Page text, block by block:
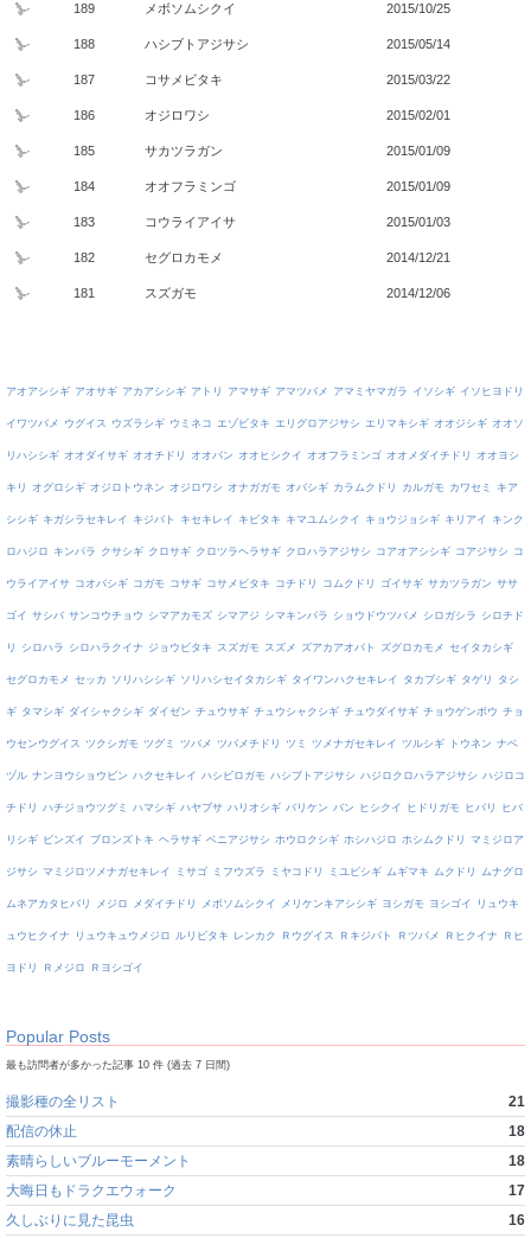
189 メボソムシクイ 2015/10/25
188 ハシブトアジサシ 2015/05/14
187 コサメビタキ 2015/03/22
186 オジロワシ 2015/02/01
185 サカツラガン 2015/01/09
184 オオフラミンゴ 2015/01/09
183 コウライアイサ 2015/01/03
182 セグロカモメ 2014/12/21
181 スズガモ 2014/12/06
アオアシシギ アオサギ アカアシシギ アトリ アマサギ アマツバメ アマミヤマガラ イソシギ イソヒヨドリ
イワツバメ ウグイス ウズラシギ ウミネコ エゾビタキ エリグロアジサシ エリマキシギ オオジシギ オオソ
リハシシギ オオダイサギ オオチドリ オオバン オオヒシクイ オオフラミンゴ オオメダイチドリ オオヨシ
キリ オグロシギ オジロトウネン オジロワシ オナガガモ オバシギ カラムクドリ カルガモ カワセミ キア
シシギ キガシラセキレイ キジバト キセキレイ キビタキ キマユムシクイ キョウジョシギ キリアイ キンク
ロハジロ キンパラ クサシギ クロサギ クロツラヘラサギ クロハラアジサシ コアオアシシギ コアジサシ コ
ウライアイサ コオバシギ コガモ コサギ コサメビタキ コチドリ コムクドリ ゴイサギ サカツラガン ササ
ゴイ サシバ サンコウチョウ シマアカモズ シマアジ シマキンパラ ショウドウツバメ シロガシラ シロチド
リ シロハラ シロハラクイナ ジョウビタキ スズガモ スズメ ズアカアオバト ズグロカモメ セイタカシギ
セグロカモメ セッカ ソリハシシギ ソリハシセイタカシギ タイワンハクセキレイ タカブシギ タゲリ タシ
ギ タマシギ ダイシャクシギ ダイゼン チュウサギ チュウシャクシギ チュウダイサギ チョウゲンボウ チョ
ウセンウグイス ツクシガモ ツグミ ツバメ ツバメチドリ ツミ ツメナガセキレイ ツルシギ トウネン ナベ
ヅル ナンヨウショウビン ハクセキレイ ハシビロガモ ハシブトアジサシ ハジロクロハラアジサシ ハジロコ
チドリ ハチジョウツグミ ハマシギ ハヤブサ ハリオシギ バリケン バン ヒシクイ ヒドリガモ ヒバリ ヒバ
リシギ ビンズイ ブロンズトキ ヘラサギ ベニアジサシ ホウロクシギ ホシハジロ ホシムクドリ マミジロア
ジサシ マミジロツメナガセキレイ ミサゴ ミフウズラ ミヤコドリ ミユビシギ ムギマキ ムクドリ ムナグロ
ムネアカタヒバリ メジロ メダイチドリ メボソムシクイ メリケンキアシシギ ヨシガモ ヨシゴイ リュウキ
ュウヒクイナ リュウキュウメジロ ルリビタキ レンカク Ｒウグイス Ｒキジバト Ｒツバメ Ｒヒクイナ Ｒヒ
ヨドリ Ｒメジロ Ｒヨシゴイ
Popular Posts
最も訪問者が多かった記事 10 件 (過去 7 日間)
撮影種の全リスト
21
配信の休止
18
素晴らしいブルーモーメント
18
大晦日もドラクエウォーク
17
久しぶりに見た昆虫
16